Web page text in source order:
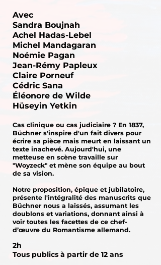
Avec
Sandra Boujnah
Achel Hadas-Lebel
Michel Mandagaran
Noémie Pagan
Jean-Rémy Papleux
Claire Porneuf
Cédric Sana
Éléonore de Wilde
Hüseyin Yetkin
Cas clinique ou cas judiciaire ? En 1837,
Büchner s'inspire d'un fait divers pour
écrire sa pièce mais meurt en laissant un
texte inachevé. Aujourd'hui, une
metteuse en scène travaille sur
"Woyzeck" et mène son équipe au bout
de sa vision.
Notre proposition, épique et jubilatoire,
présente l'intégralité des manuscrits que
Büchner nous a laissés, assumant les
doublons et variations, donnant ainsi à
voir toutes les facettes de ce chef-
d’œuvre du Romantisme allemand.
2h
Tous publics à partir de 12 ans